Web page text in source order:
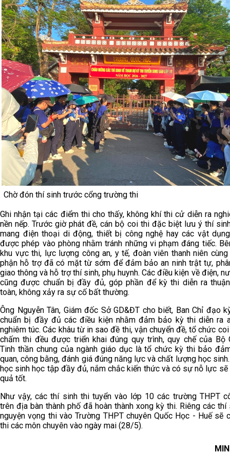
Chờ đón thí sinh trước cổng trường thi
Ghi nhận tại các điểm thi cho thấy, không khí thi cử diễn ra
nền nếp. Trước giờ phát đề, cán bộ coi thi đặc biệt lưu ý thí
mang điện thoại di động, thiết bị công nghệ hay các vật
được phép vào phòng nhằm tránh những vi phạm đáng tiếc.
khu vực thi, lực lượng công an, y tế, đoàn viên thanh niên
phận hỗ trợ đã có mặt từ sớm để đảm bảo an ninh trật tự,
giao thông và hỗ trợ thí sinh, phụ huynh. Các điều kiện về điện,
cũng được chuẩn bị đầy đủ, góp phần để kỳ thi diễn ra
toàn, không xảy ra sự cố bất thường.
Ông Nguyễn Tân, Giám đốc Sở GD&ĐT cho biết, Ban Chỉ đạo
chuẩn bị đầy đủ các điều kiện nhằm đảm bảo kỳ thi diễn ra
nghiêm túc. Các khâu từ in sao đề thi, vận chuyển đề, tổ chức
chấm thi đều được triển khai đúng quy trình, quy chế của Bộ
Tinh thần chung của ngành giáo dục là tổ chức kỳ thi bảo
quan, công bằng, đánh giá đúng năng lực và chất lượng học
học sinh học tập đầy đủ, nắm chắc kiến thức và có sự nỗ lực
quả tốt.
Như vậy, các thí sinh thi tuyển vào lớp 10 các trường THPT
trên địa bàn thành phố đã hoàn thành xong kỳ thi. Riêng các thí
nguyện vọng thi vào Trường THPT chuyên Quốc Học - Huế sẽ
thi các môn chuyên vào ngày mai (28/5).